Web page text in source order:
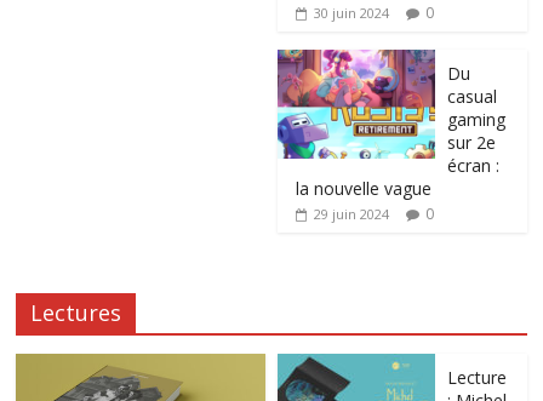
30 juin 2024 0
Du
casual
gaming
sur 2e
écran :
la nouvelle vague
29 juin 2024 0
Lectures
Lecture